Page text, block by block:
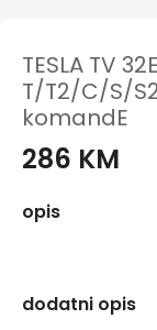
TESLA TV
T/T2/C/S/
komandE
286 KM
opis
dodatni opis